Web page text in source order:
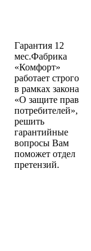
Гарантия 12
мес.Фабрика
«Комфорт»
работает строго
в рамках закона
«О защите прав
потребителей»,
решить
гарантийные
вопросы Вам
поможет отдел
претензий.